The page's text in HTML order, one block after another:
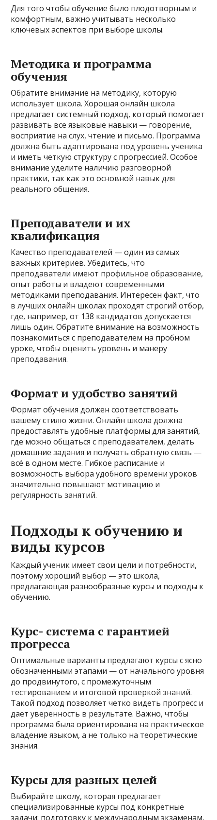
Для того чтобы обучение было плодотворным и
комфортным, важно учитывать несколько
ключевых аспектов при выборе школы.
Методика и программа
обучения
Обратите внимание на методику, которую
использует школа. Хорошая онлайн школа
предлагает системный подход, который помогает
развивать все языковые навыки — говорение,
восприятие на слух, чтение и письмо. Программа
должна быть адаптирована под уровень ученика
и иметь четкую структуру с прогрессией. Особое
внимание уделите наличию разговорной
практики, так как это основной навык для
реального общения.
Преподаватели и их
квалификация
Качество преподавателей — один из самых
важных критериев. Убедитесь, что
преподаватели имеют профильное образование,
опыт работы и владеют современными
методиками преподавания. Интересен факт, что
в лучших онлайн школах проходят строгий отбор,
где, например, от 138 кандидатов допускается
лишь один. Обратите внимание на возможность
познакомиться с преподавателем на пробном
уроке, чтобы оценить уровень и манеру
преподавания.
Формат и удобство занятий
Формат обучения должен соответствовать
вашему стилю жизни. Онлайн школа должна
предоставлять удобные платформы для занятий,
где можно общаться с преподавателем, делать
домашние задания и получать обратную связь —
всё в одном месте. Гибкое расписание и
возможность выбора удобного времени уроков
значительно повышают мотивацию и
регулярность занятий.
Подходы к обучению и
виды курсов
Каждый ученик имеет свои цели и потребности,
поэтому хороший выбор — это школа,
предлагающая разнообразные курсы и подходы к
обучению.
Курс- система с гарантией
прогресса
Оптимальные варианты предлагают курсы с ясно
обозначенными этапами — от начального уровня
до продвинутого, с промежуточным
тестированием и итоговой проверкой знаний.
Такой подход позволяет четко видеть прогресс и
дает уверенность в результате. Важно, чтобы
программа была ориентирована на практическое
владение языком, а не только на теоретические
знания.
Курсы для разных целей
Выбирайте школу, которая предлагает
специализированные курсы под конкретные
задачи: подготовку к международным экзаменам,